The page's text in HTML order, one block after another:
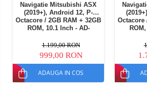
Navigatie Mitsubishi ASX
(2019+), Android 12, P-
Octacore / 2GB RAM + 32GB
ROM, 10.1 Inch - AD-
BGRKIT267V4
1.199,00 RON
999,00 RON
ADAUGA IN COS
Octacore